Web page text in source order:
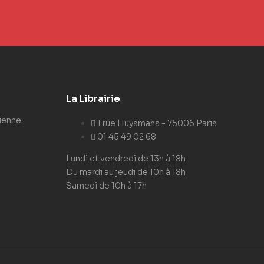
La Librairie
1 rue Huysmans - 75006 Paris
01 45 49 02 68
Lundi et vendredi de 13h à 18h
Du mardi au jeudi de 10h à 18h
Samedi de 10h à 17h